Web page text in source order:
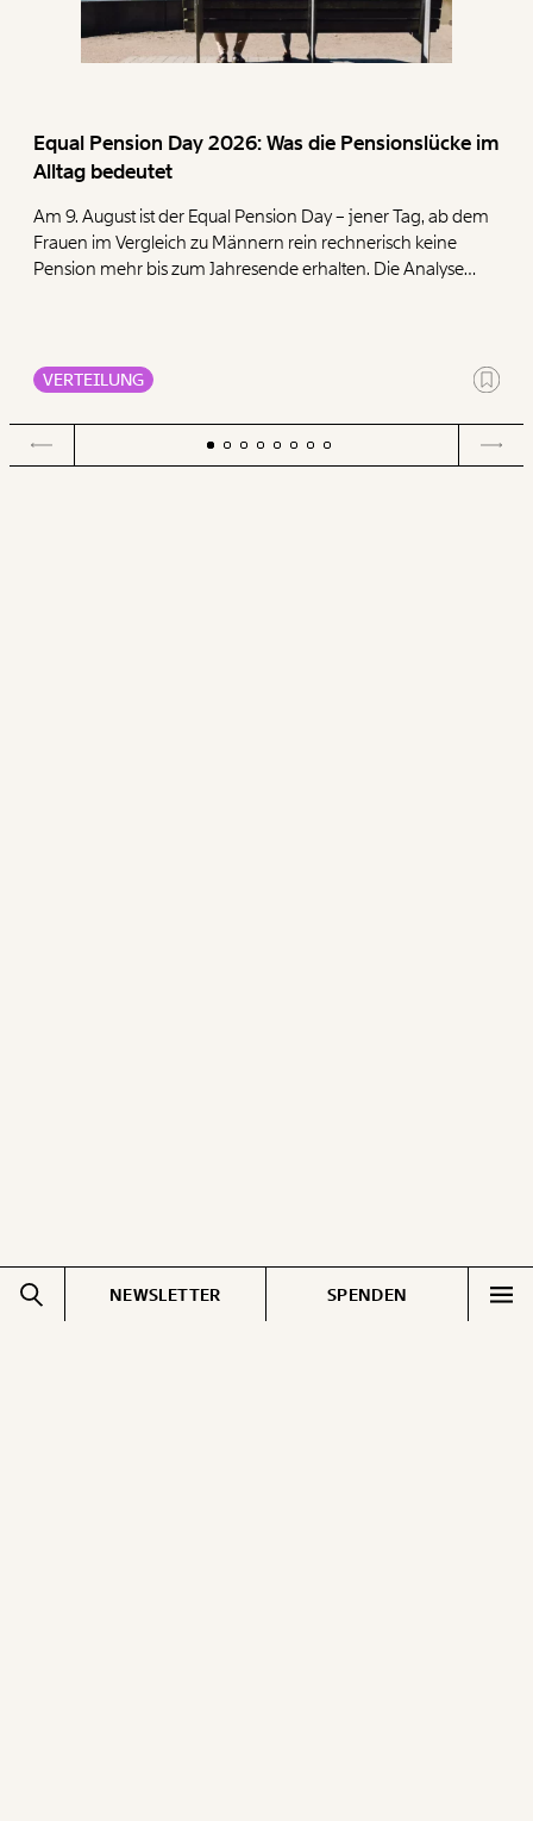
NEWSLETTER SPENDEN
Equal Pension Day 2026: Was die Pensionslücke im
Alltag bedeutet
Am 9. August ist der Equal Pension Day – jener Tag, ab dem
Frauen im Vergleich zu Männern rein rechnerisch keine
Pension mehr bis zum Jahresende erhalten. Die Analyse
Männer.
VERTEILUNG